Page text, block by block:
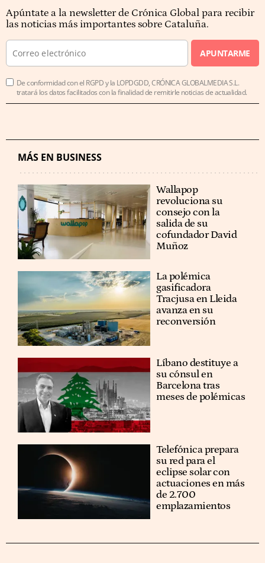
Apúntate a la newsletter de Crónica Global para recibir
las noticias más importantes sobre Cataluña.
APUNTARME
De conformidad con el RGPD y la LOPDGDD, CRÓNICA GLOBALMEDIA S.L.
tratará los datos facilitados con la finalidad de remitirle noticias de actualidad.
MÁS EN BUSINESS
Wallapop
revoluciona su
consejo con la
salida de su
cofundador David
Muñoz
La polémica
gasificadora
Tracjusa en Lleida
avanza en su
reconversión
Líbano destituye a
su cónsul en
Barcelona tras
meses de polémicas
Telefónica prepara
su red para el
eclipse solar con
actuaciones en más
de 2.700
emplazamientos